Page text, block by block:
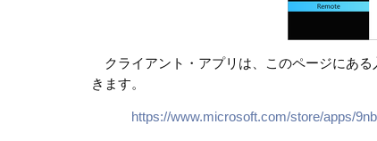
クライアント・アプリは、このページにある
きます。
https://www.microsoft.com/store/apps/